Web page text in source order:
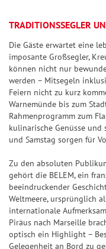
l
i
l
E
l
n
&
Q
u
o
t
e
S
p
i
e
l
w
i
n
n
z
a
h
l
e
n
&
Q
u
o
t
TRADITIONSSEGLER
Die Gäste erwartet eine
imposante Großsegler,
können nicht nur
werden – Mitsegeln
Feiern nicht zu kurz
Warnemünde bis zum
Rahmenprogramm zum
kulinarische Genüsse und
und Samstag sorgen für
Zu den absoluten
gehört die BELEM, ein
beeindruckender
Weltmeere, ursprünglich
internationale
Piräus nach Marseille
optisch ein Highlight –
Gelegenheit an Bord zu